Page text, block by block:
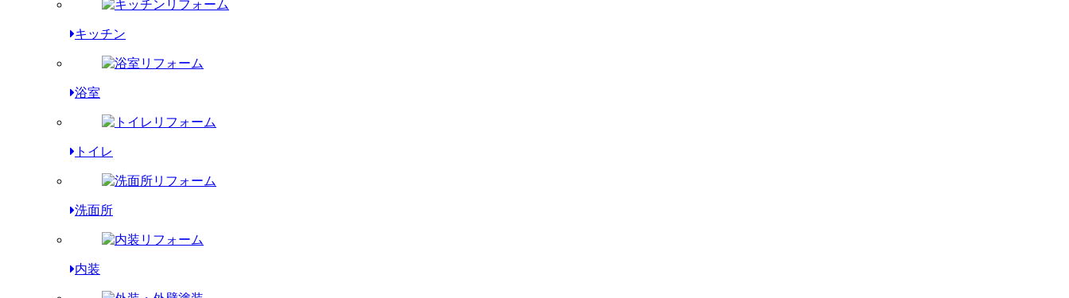
キッチン
浴室
トイレ
洗面所
内装